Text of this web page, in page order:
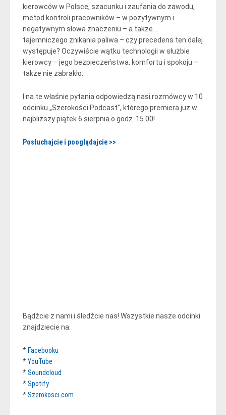
kierowców w Polsce, szacunku i zaufania do zawodu,
metod kontroli pracowników – w pozytywnym i
negatywnym słowa znaczeniu – a także…
tajemniczego znikania paliwa – czy precedens ten dalej
występuje? Oczywiście wątku technologii w służbie
kierowcy – jego bezpieczeństwa, komfortu i spokoju –
także nie zabrakło.
I na te właśnie pytania odpowiedzą nasi rozmówcy w 10
odcinku „Szerokości Podcast”, którego premiera już w
najbliższy piątek 6 sierpnia o godz. 15.00!
Posłuchajcie i pooglądajcie >>
Bądźcie z nami i śledźcie nas! Wszystkie nasze odcinki
znajdziecie na:
*Facebooku
*YouTube
*Soundcloud
*Spotify
*Szerokosci.com